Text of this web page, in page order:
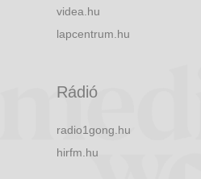
videa.hu
lapcentrum.hu
Rádió
radio1gong.hu
hirfm.hu